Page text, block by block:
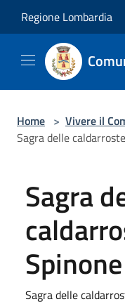
Regione Lombardia
Home > Vivere il
Sagra delle
Sagra
Spinone
Sagra delle